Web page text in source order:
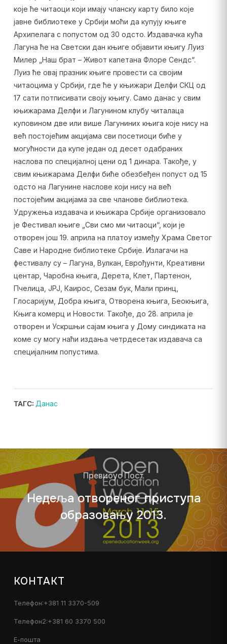
које ће читаоци који имају чланску карту било које
јавне библиотеке у Србији моћи да купују књиге
Архипелага с попустом од 30 одсто. Издавачка кућа
Лагуна ће на Светски дан књиге објавити књигу Луиз
Милер „Наш брат – Живот капетана Флоре Сендс“.
Луиз ће овај празник књиге провести са својим
читаоцима у Србији, где ће у књижари Делфи СКЦ од
17 сати потписивати своју књигу. Само данас у свим
књижарама Делфи и Лагунином клубу читалаца
куповином две или више Лагуниних књига које нису на
већ постојећим акцијама сви посетиоци биће у
могућности да купе један од десет одабраних
наслова по специјалној цени од 1 динара. Такође, у
свим књижарама Делфи биће обезбеђен попуст од 15
одсто на Лагунине наслове који нису на већ
постојећим акцијама за све чланове библиотека.
Удружења издавача и књижара Србије организовало
је Фестивал књиге „Сви смо ми читаоци“, који је
отворен још 19. априла на платоу између Храма Светог
Саве и Народне библиотеке Србије. Излагачи на
фестивалу су – Лагуна, Вулкан, Еврођунти, Креативни
центар, Чаробна књига, Дерета, Клет, Партенон,
Пчелица, ЈРЈ, Каирос, Сезам бук, Мали принц,
Глосаријум, Добра књига, Отворена књига, Беокњига,
Књига комерц и Новости. Такође, до 28. априла је
отворен и Ускршњи сајам књига у Дому синдиката на
коме су могу наћи издања четрдесетак издавача са
специјалним попустима.
ТАГС: Данас
Превиоус Пост
Недеља отвореног приступа
образовању 2013.
КОНТАКТ
Телефон:+381 11 3370-509
Телефон2:+381 60 3370 500
Е-пошта